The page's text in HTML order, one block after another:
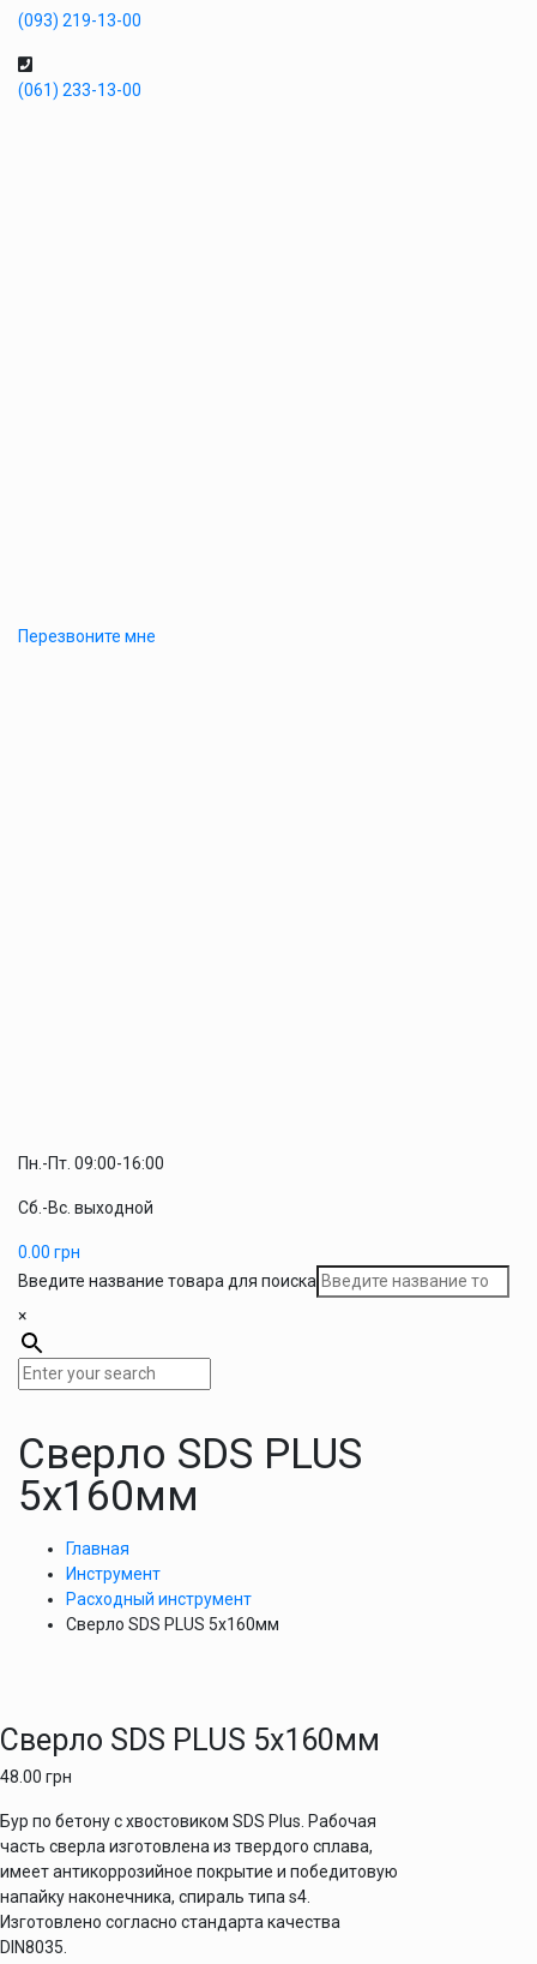
(093) 219-13-00
(061) 233-13-00
Перезвоните мне
Пн.-Пт. 09:00-16:00
Сб.-Вс. выходной
0.00 грн
Введите название товара для поиска
×
Сверло SDS PLUS
5х160мм
Главная
Инструмент
Расходный инструмент
Сверло SDS PLUS 5х160мм
Сверло SDS PLUS 5х160мм
48.00 грн
Бур по бетону с хвостовиком SDS Plus. Рабочая
часть сверла изготовлена из твердого сплава,
имеет антикоррозийное покрытие и победитовую
напайку наконечника, спираль типа s4.
Изготовлено согласно стандарта качества
DIN8035.